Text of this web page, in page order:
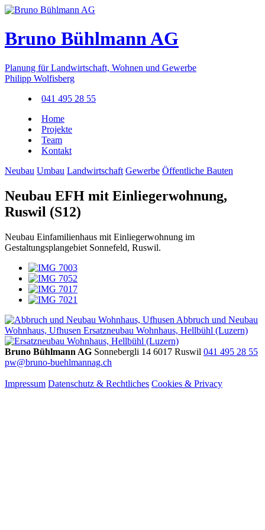
Bruno Bühlmann AG
Planung für Landwirtschaft, Wohnen und Gewerbe
Philipp Wolfisberg
041 495 28 55
Home
Projekte
Team
Kontakt
Neubau Umbau Landwirtschaft Gewerbe Öffentliche Bauten
Neubau EFH mit Einliegerwohnung,
Ruswil (S12)
Neubau Einfamilienhaus mit Einliegerwohnung im
Gestaltungsplangebiet Sonnefeld, Ruswil.
Abbruch und Neubau
Wohnhaus, Ufhusen Ersatzneubau Wohnhaus, Hellbühl (Luzern)
Bruno Bühlmann AG Sonnebergli 14 6017 Ruswil 041 495 28 55
pw@bruno-buehlmannag.ch
Impressum Datenschutz & Rechtliches Cookies & Privacy